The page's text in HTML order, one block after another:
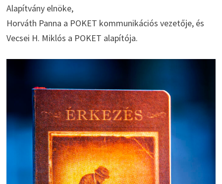
Alapítvány elnöke,
Horváth Panna a POKET kommunikációs vezetője, és
Vecsei H. Miklós a POKET alapítója.